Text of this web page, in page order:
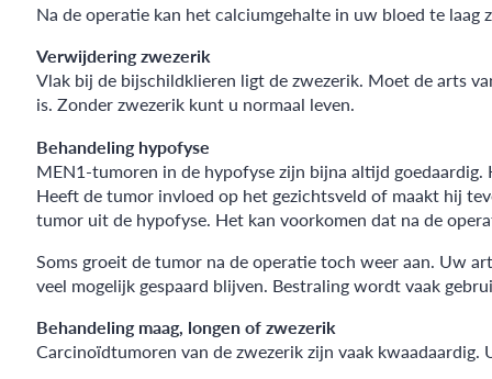
Na de operatie kan het calciumgehalte in uw bloed te
Verwijdering zwezerik
Vlak bij de bijschildklieren ligt de zwezerik. Moet de arts
is. Zonder zwezerik kunt u normaal leven.
Behandeling hypofyse
MEN1-tumoren in de hypofyse zijn bijna altijd
Heeft de tumor invloed op het gezichtsveld of maakt hij
tumor uit de hypofyse. Het kan voorkomen dat na de
Soms groeit de tumor na de operatie toch weer aan. Uw
veel mogelijk gespaard blijven. Bestraling wordt vaak
Behandeling maag, longen of zwezerik
Carcinoïdtumoren van de zwezerik zijn vaak